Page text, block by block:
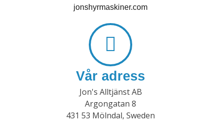
jonshyrmaskiner.com
Vår adress
Jon's Alltjänst AB
Argongatan 8
431 53 Mölndal, Sweden